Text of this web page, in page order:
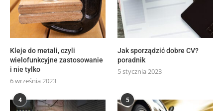
Kleje do metali, czyli
wielofunkcyjne zastosowanie
i nie tylko
6 września 2023
Jak sporządzić dobre CV?
poradnik
5 stycznia 2023
4 5